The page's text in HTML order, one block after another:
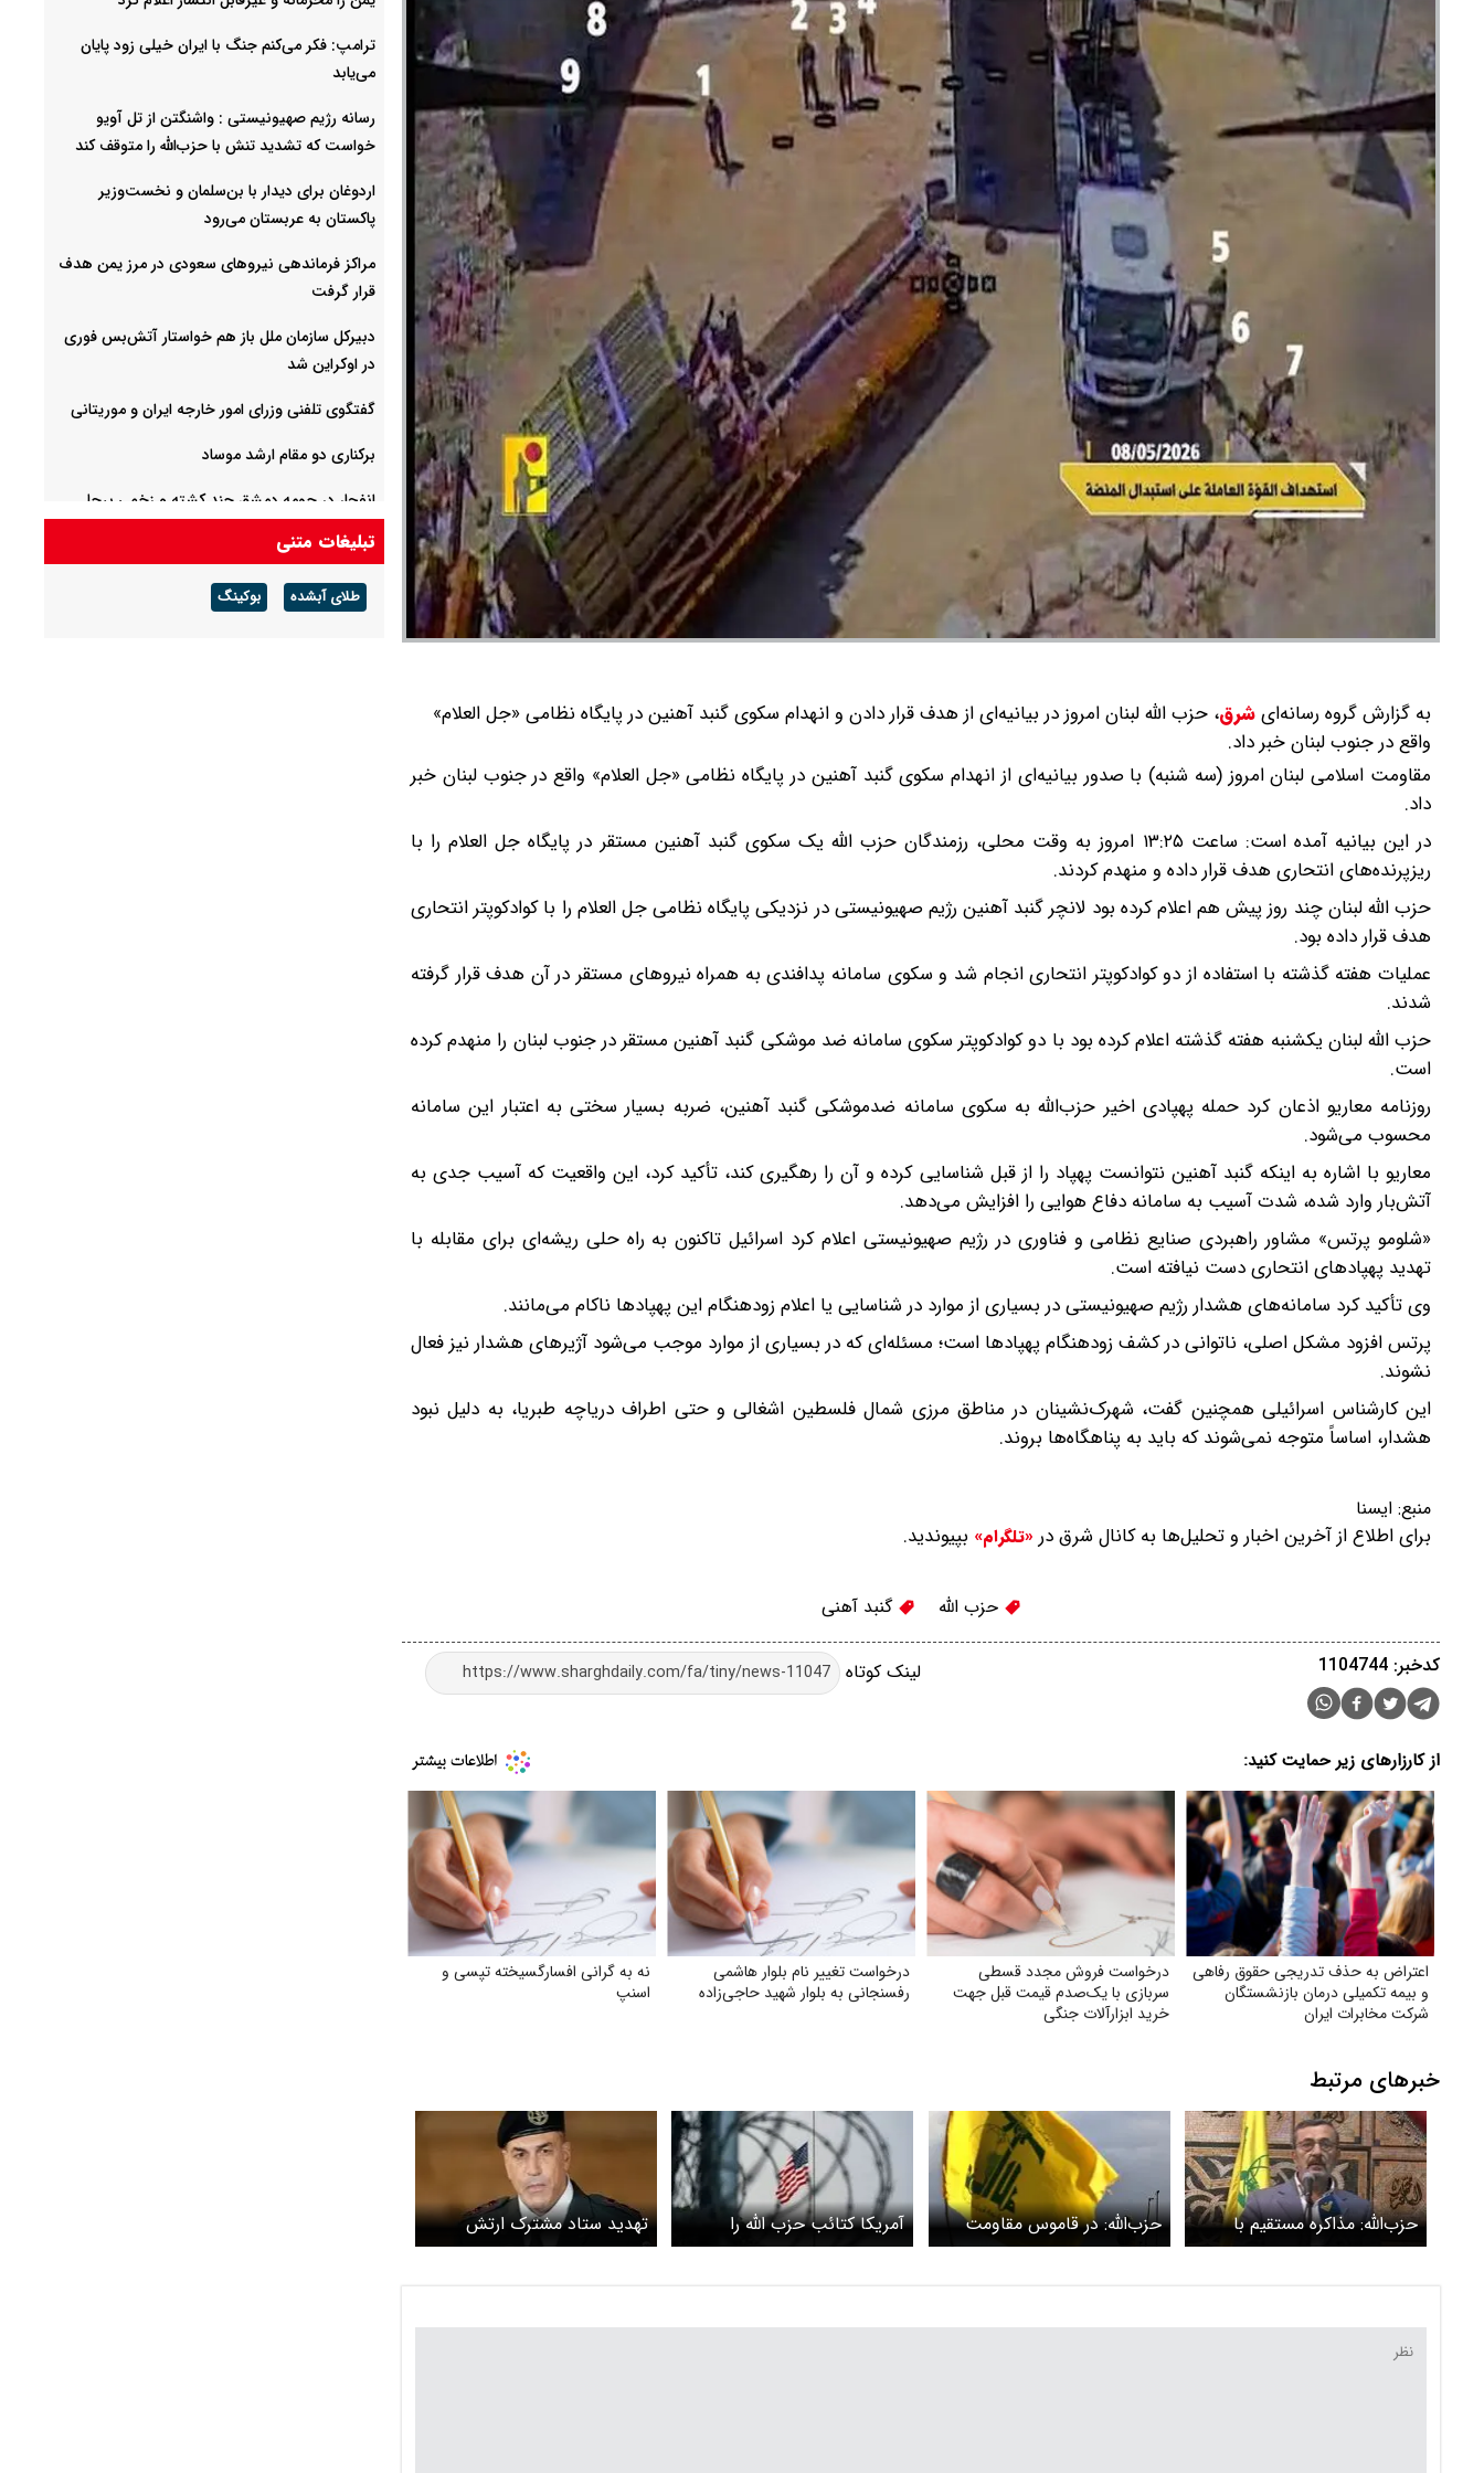
به گزارش گروه رسانه‌ایشرق، حزب الله لبنان امروز در بیانیه‌ای از هدف قرار دادن و انهدام سکوی گنبد آهنین در پایگاه نظامی «جل العلام»
واقع در جنوب لبنان خبر داد.
مقاومت اسلامی لبنان امروز (سه شنبه) با صدور بیانیه‌ای از انهدام سکوی گنبد آهنین در پایگاه نظامی «جل العلام» واقع در جنوب لبنان خبر
داد.
در این بیانیه آمده است: ساعت ۱۳:۲۵ امروز به وقت محلی، رزمندگان حزب الله یک سکوی گنبد آهنین مستقر در پایگاه جل العلام را با
ریزپرنده‌های انتحاری هدف قرار داده و منهدم کردند.
حزب الله لبنان چند روز پیش هم اعلام کرده بود لانچر گنبد آهنین رژیم صهیونیستی در نزدیکی پایگاه نظامی جل العلام را با کوادکوپتر انتحاری
هدف قرار داده بود.
عملیات هفته گذشته با استفاده از دو کوادکوپتر انتحاری انجام شد و سکوی سامانه پدافندی به همراه نیروهای مستقر در آن هدف قرار گرفته
شدند.
حزب الله لبنان یکشنبه هفته گذشته اعلام کرده بود با دو کوادکوپتر سکوی سامانه ضد موشکی گنبد آهنین مستقر در جنوب لبنان را منهدم کرده
است.
روزنامه معاریو اذعان کرد حمله پهپادی اخیر حزب‌الله به سکوی سامانه ضدموشکی گنبد آهنین، ضربه بسیار سختی به اعتبار این سامانه
محسوب می‌شود.
معاریو با اشاره به اینکه گنبد آهنین نتوانست پهپاد را از قبل شناسایی کرده و آن را رهگیری کند، تأکید کرد، این واقعیت که آسیب جدی به
آتش‌بار وارد شده، شدت آسیب به سامانه دفاع هوایی را افزایش می‌دهد.
«شلومو پرتس» مشاور راهبردی صنایع نظامی و فناوری در رژیم صهیونیستی اعلام کرد اسرائیل تاکنون به راه ‌حلی ریشه‌ای برای مقابله با
تهدید پهپادهای انتحاری دست نیافته است.
وی تأکید کرد سامانه‌های هشدار رژیم صهیونیستی در بسیاری از موارد در شناسایی یا اعلام زودهنگام این پهپادها ناکام می‌مانند.
پرتس افزود مشکل اصلی، ناتوانی در کشف زودهنگام پهپادها است؛ مسئله‌ای که در بسیاری از موارد موجب می‌شود آژیرهای هشدار نیز فعال
نشوند.
این کارشناس اسرائیلی همچنین گفت، شهرک‌نشینان در مناطق مرزی شمال فلسطین اشغالی و حتی اطراف دریاچه طبریا، به دلیل نبود
هشدار، اساساً متوجه نمی‌شوند که باید به پناهگاه‌ها بروند.
منبع: ایسنا
برای اطلاع از آخرین اخبار و تحلیل‌ها به کانال شرق در «تلگرام» بپیوندید.
حزب الله گنبد آهنی
لینک کوتاه کدخبر: 1104744
از کارزارهای زیر حمایت کنید:
اعتراض به حذف تدریجی حقوق رفاهی
و بیمه تکمیلی درمان بازنشستگان
شرکت مخابرات ایران
درخواست فروش مجدد قسطی
سربازی با یک‌صدم قیمت قبل جهت
خرید ابزارآلات جنگی
درخواست تغییر نام بلوار هاشمی
رفسنجانی به بلوار شهید حاجی‌زاده
نه به گرانی افسارگسیخته تپسی و
اسنپ
خبرهای مرتبط
حزب‌الله: مذاکره مستقیم با
اسرائیل مردود است
حزب‌الله: در قاموس مقاومت
خط‌هایی که دشمن تحمیل کند،
آمریکا کتائب حزب الله را
تحریم کرد
تهدید ستاد مشترک ارتش
اسرائیل علیه ایران و حزب الله
ترامپ: فکر می‌کنم جنگ با ایران خیلی زود پایان
می‌یابد
رسانه رژیم صهیونیستی : واشنگتن از تل آویو
خواست که تشدید تنش با حزب‌الله را متوقف کند
اردوغان برای دیدار با بن‌سلمان و نخست‌وزیر
پاکستان به عربستان می‌رود
مراکز فرماندهی نیروهای سعودی در مرز یمن هدف
قرار گرفت
دبیرکل سازمان ملل باز هم خواستار آتش‌بس فوری
در اوکراین شد
گفتگوی تلفنی وزرای امور خارجه ایران و موریتانی
برکناری دو مقام ارشد موساد
انفجار در حومه دمشق چند کشته و زخمی برجا
گذاشت
آمریکا تحریم‌های جدیدی علیه کوبا اعمال کرد
تبلیغات متنی
طلای آبشده بوکینگ